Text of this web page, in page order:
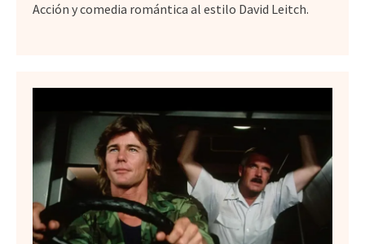
Acción y comedia romántica al estilo David Leitch.